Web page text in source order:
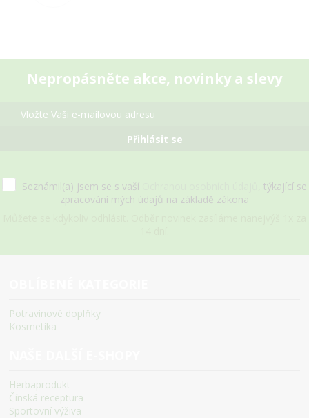
Nepropásněte akce, novinky a slevy
Přihlásit se
Seznámil(a) jsem se s vaší
, týkající se
zpracování mých údajů na základě zákona
Potravinové doplňky
Kosmetika
Herbaprodukt
Čínská receptura
Sportovní výživa